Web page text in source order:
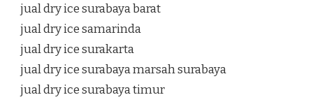
jual dry ice surabaya barat
jual dry ice samarinda
jual dry ice surakarta
jual dry ice surabaya marsah surabaya
jual dry ice surabaya timur